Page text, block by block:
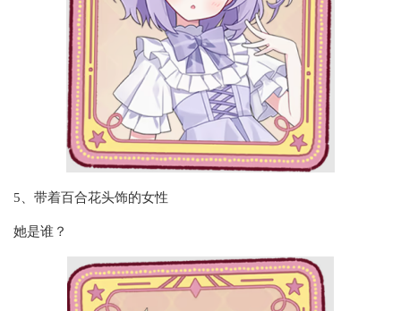
5、带着百合花头饰的女性
她是谁？